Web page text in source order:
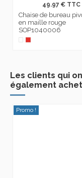
49.97 € TTC
Chaise de bureau
en maille rouge
SOP1040006
Les clients qui
également
Promo !